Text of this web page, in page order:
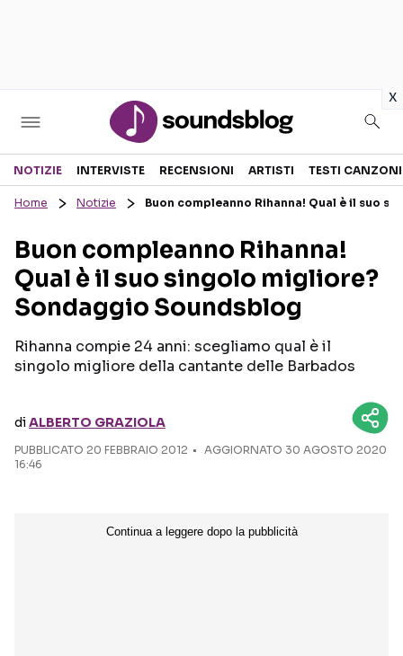
x
Sezioni
RECENSIONI MUSICALI
INTERVISTE
GOSSIP E CURIOSITÀ
TESTI CANZONI
TOUR ED EVENTI
TALENT SHOW
Seguici sui social
NOTIZIE INTERVISTE RECENSIONI ARTISTI TESTI CANZONI
Home Notizie Buon compleanno Rihanna! Qual è il suo
Buon compleanno Rihanna!
Qual è il suo singolo migliore?
Sondaggio Soundsblog
Rihanna compie 24 anni: scegliamo qual è il
singolo migliore della cantante delle Barbados
diALBERTO GRAZIOLA
PUBBLICATO 20 FEBBRAIO 2012
AGGIORNATO 30 AGOSTO 2020
16:46